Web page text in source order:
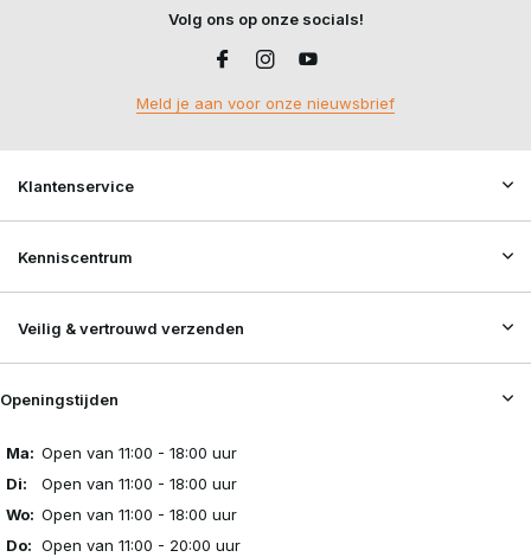
Volg ons op onze socials!
Meld je aan voor onze nieuwsbrief
Klantenservice
Kenniscentrum
Veilig & vertrouwd verzenden
Openingstijden
Ma: Open van 11:00 - 18:00 uur
Di:
Open van 11:00 - 18:00 uur
Wo: Open van 11:00 - 18:00 uur
Do: Open van 11:00 - 20:00 uur